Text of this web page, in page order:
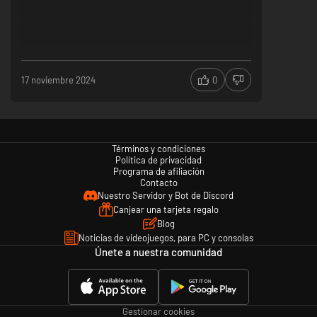
17 noviembre 2024 0
Términos y condiciones
Política de privacidad
Programa de afiliación
Contacto
Nuestro Servidor y Bot de Discord
Canjear una tarjeta regalo
Blog
Noticias de videojuegos, para PC y consolas
Únete a nuestra comunidad
Gestionar cookies